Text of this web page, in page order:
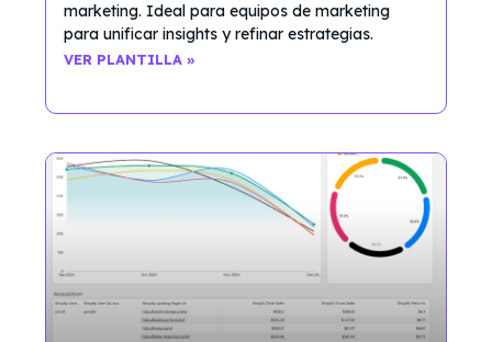
marketing. Ideal para equipos de marketing
para unificar insights y refinar estrategias.
VER PLANTILLA »